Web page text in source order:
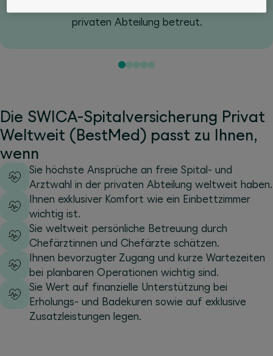
privaten Abteilung betreut.
Die SWICA-Spitalversicherung Privat
Weltweit (BestMed) passt zu Ihnen,
wenn
Sie höchste Ansprüche an freie Spital- und
Arztwahl in der privaten Abteilung weltweit haben.
Ihnen exklusiver Komfort wie ein Einbettzimmer
wichtig ist.
Sie weltweit persönliche Betreuung durch
Chefärztinnen und Chefärzte schätzen.
Ihnen bevorzugter Zugang und kurze Wartezeiten
bei planbaren Operationen wichtig sind.
Sie Wert auf finanzielle Unterstützung bei
Erholungs- und Badekuren sowie auf exklusive
Zusatzleistungen legen.